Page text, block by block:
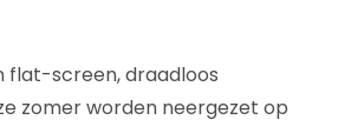
flat-screen, draadloos
zomer worden neergezet op